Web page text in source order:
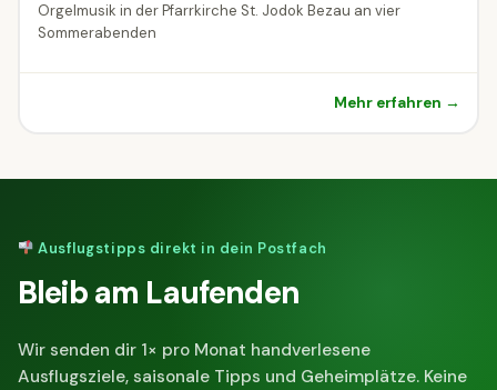
Orgelmusik in der Pfarrkirche St. Jodok Bezau an vier
Sommerabenden
Mehr erfahren →
Ausflugstipps direkt in dein Postfach
Bleib am Laufenden
Wir senden dir 1× pro Monat handverlesene
Ausflugsziele, saisonale Tipps und Geheimplätze. Keine